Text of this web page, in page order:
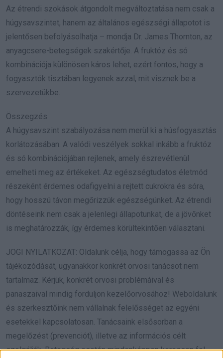
Az étrendi szokások átgondolt megváltoztatása nem csak a
húgysavszintet, hanem az általános egészségi állapotot is
jelentősen befolyásolhatja – mondja Dr. James Thornton, az
anyagcsere-betegségek szakértője. A fruktóz és só
kombinációja különösen káros lehet, ezért fontos, hogy a
fogyasztók tisztában legyenek azzal, mit visznek be a
szervezetükbe.
Összegzés
A húgysavszint szabályozása nem merül ki a húsfogyasztás
korlátozásában. A valódi veszélyek sokkal inkább a fruktóz
és só kombinációjában rejlenek, amely észrevétlenül
emelheti meg az értékeket. Az egészségtudatos életmód
részeként érdemes odafigyelni a rejtett cukrokra és sóra,
hogy hosszú távon megőrizzük egészségünket. Az étrendi
döntéseink nem csak a jelenlegi állapotunkat, de a jövőnket
is meghatározzák, így érdemes körültekintően választani.
JOGI NYILATKOZAT: Oldalunk célja, hogy támogassa az Ön
tájékozódását, ugyanakkor konkrét orvosi tanácsot nem
tartalmaz. Kérjük, konkrét orvosi problémáival és
panaszaival mindig forduljon kezelőorvosához! Weboldalunk
és szerkesztőink nem vállalnak felelősséget az egyéni
esetekkel kapcsolatosan. Tanácsaink elsősorban a
megelőzést (prevenciót), illetve az információs célt
szolgálják. Betegség esetén mindenképpen keressen fel